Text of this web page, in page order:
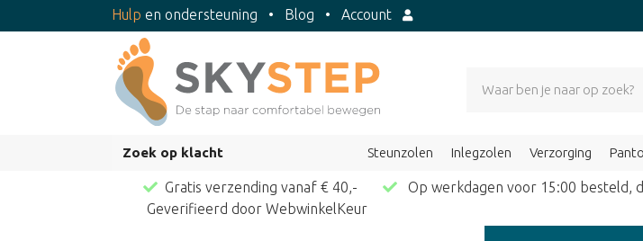
Hulp en ondersteuning • Blog •Account
Zoek op klacht Steunzolen Inlegzolen Verzorging
Gratis verzending vanaf € 40,- Op werkdagen voor 15:00
Geverifieerd door WebwinkelKeur